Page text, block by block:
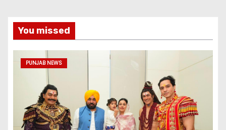
You missed
PUNJAB NEWS